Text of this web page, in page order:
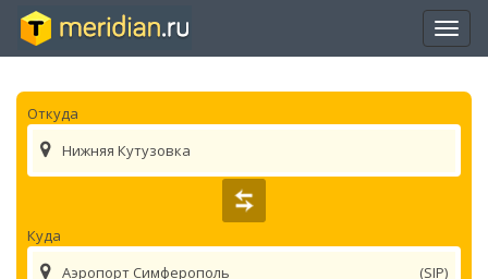
Откуда
Нижняя Кутузовка
Куда
(SIP)
Аэропорт Симферополь